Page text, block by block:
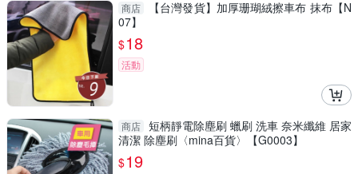
商店
【台灣發貨】加厚珊瑚絨擦車布 抹布【N
07】
$18
活動
商店 短柄靜電除塵刷 蠟刷 洗車 奈米纖維 居家
清潔 除塵刷〈mina百貨〉【G0003】
$19